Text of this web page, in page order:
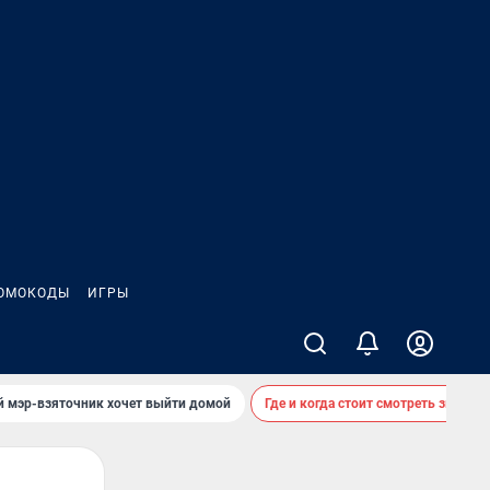
ИГРЫ
мэр-взяточник хочет выйти домой Где и когда стоит смотреть